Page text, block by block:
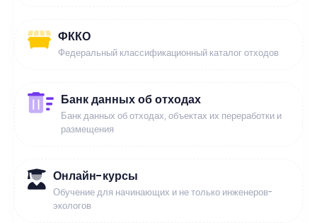
ФККО
Федеральный классификационный каталог отходов
Банк данных об отходах
Банк данных об отходах, объектах их переработки и
размещения
Онлайн-курсы
Обучение для начинающих и не только инженеров-
экологов